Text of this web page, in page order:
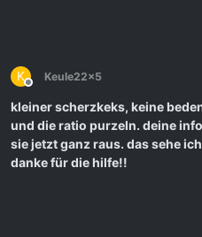
K
Offline
Keule22x5
kleiner scherzkeks, keine
und die ratio purzeln. deine
sie jetzt ganz raus. das sehe
danke für die hilfe!!